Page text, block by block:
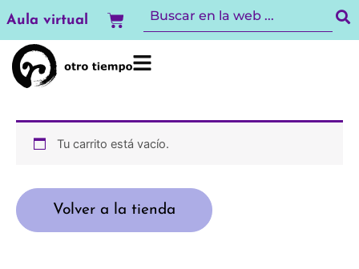
al
contenido
Aula virtual Carrito
Tu carrito está vacío.
Volver a la tienda